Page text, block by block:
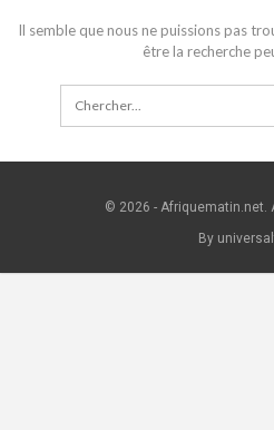
Il semble que nous ne puissions pas
être la recherche
© 2026 - Afriquematin.net.
By